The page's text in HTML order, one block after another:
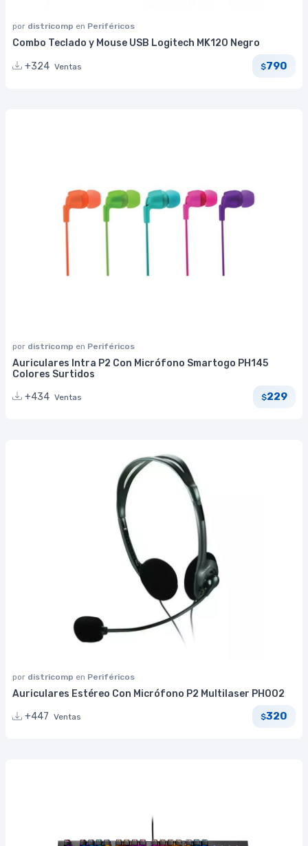
por districomp en Periféricos
Combo Teclado y Mouse USB Logitech MK120 Negro
+324 Ventas $790
por districomp en Periféricos
Auriculares Intra P2 Con Micrófono Smartogo PH145
Colores Surtidos
+434 Ventas $229
por districomp en Periféricos
Auriculares Estéreo Con Micrófono P2 Multilaser PH002
+447 Ventas $320